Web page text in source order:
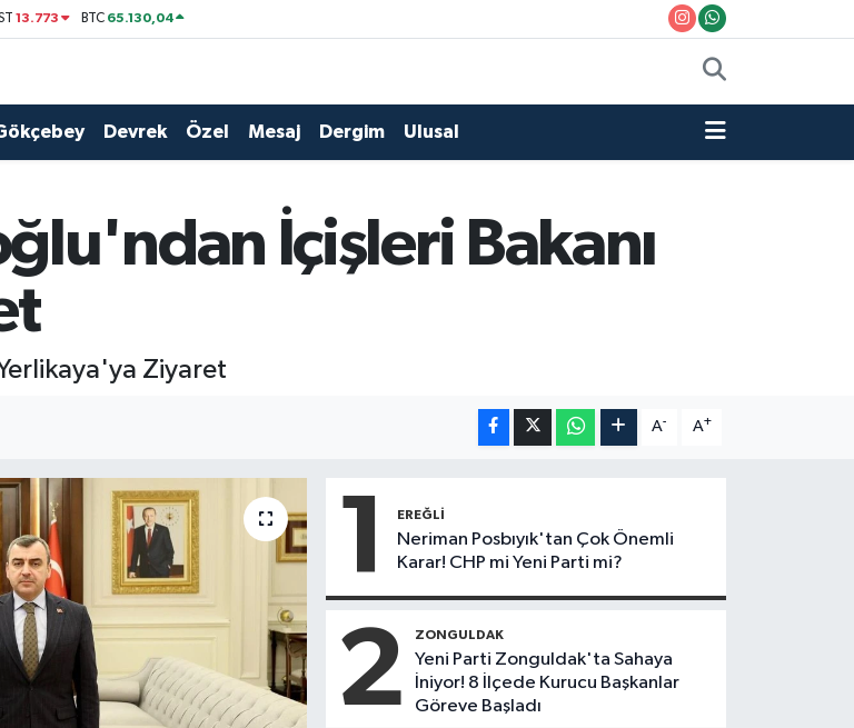
13.773 BTC 65.130,04
Devrek Özel Mesaj Dergim Ulusal
İçişleri Bakanı
Ziyaret
A- A+
1 EREĞLI
Neriman Posbıyık'tan Çok Önemli
Karar! CHP mi Yeni Parti mi?
2 ZONGULDAK
Yeni Parti Zonguldak'ta Sahaya
İniyor! 8 İlçede Kurucu Başkanlar
Göreve Başladı